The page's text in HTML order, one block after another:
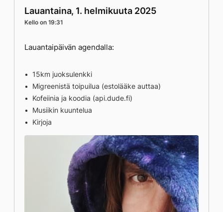
Lauantaina, 1. helmikuuta 2025
Kello on 19:31
Lauantaipäivän agendalla:
15km juoksulenkki
Migreenistä toipuilua (estolääke auttaa)
Kofeiinia ja koodia (api.dude.fi)
Musiikin kuuntelua
Kirjoja